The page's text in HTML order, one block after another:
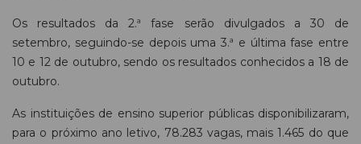
Os resultados da 2.ª fase serão divulgados a 30 de
setembro, seguindo-se depois uma 3.ª e última fase entre
10 e 12 de outubro, sendo os resultados conhecidos a 18 de
outubro.
As instituições de ensino superior públicas disponibilizaram,
para o próximo ano letivo, 78.283 vagas, mais 1.465 do que